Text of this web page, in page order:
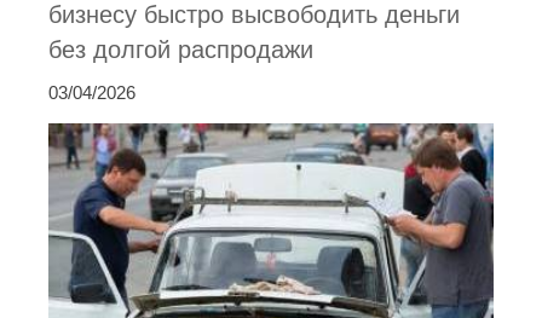
бизнесу быстро высвободить деньги
без долгой распродажи
03/04/2026